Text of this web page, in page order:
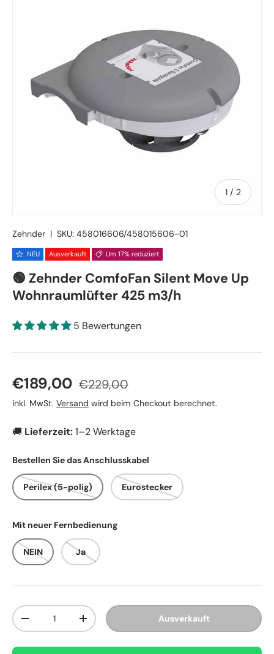
1 / von
2
Zehnder | SKU: 458016606/458015606-01
NEU Ausverkauft Um 17% reduziert
🟢 Zehnder ComfoFan Silent Move Up
Wohnraumlüfter 425 m3/h
5 Bewertungen
Verkaufspreis
€189,00 Normaler Preis
€229,00
inkl. MwSt. Versand wird beim Checkout berechnet.
🚚 Lieferzeit:1–2 Werktage
Bestellen Sie das Anschlusskabel
Perilex (5-polig) Eurostecker
Mit neuer Fernbedienung
NEIN Ja
Anzahl
Menge verringernMenge erhöhen Ausverkauft